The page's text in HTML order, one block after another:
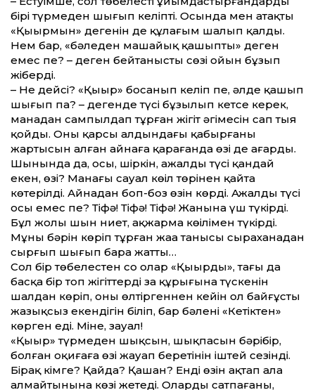
бірі түрмеден шығып келіпті. Осында мен атақты
«Қыңырмын» дегенін де құлағым шалып қалды.
Нем бар, «бәледен машайық қашыпты» деген
емес пе? – деген бейтаныстың сөзі ойын бұзып
жіберді.
– Не дейсің? «Қыңыр» босанып келіп пе, әлде қашып
шығып па? – дегенде түсі бұзылып кетсе керек,
манадан сампылдап тұрған жігіт әңгімесін сап тыя
қойды. Оны қарсы алдындағы қабырғаның
жартысын алған айнаға қарағанда өзі де аңғарды.
Шынында да, осы, шіркін, ажалдың түсі қандай
екен, өзі? Манағы сауал көңіл төрінен қайта
көтерілді. Айнадан боп-боз өзін көрді. Ажалдың түсі
осы емес пе? Тіфә! Тіфә! Тіфә! Жанына үш түкірді.
Бұл жолы шын ниет, ақжарма көңілімен түкірді.
Мұның бәрін көріп тұрған жаңа танысы сыраханадан
сырғып шығып бара жатты…
Сол бір төбелестен соң олар «Қыңырдың», тағы да
басқа бір топ жігіттердің заң құрығына түскенін
шалдан көріп, оны өлтіргеннен кейін ол байғұстың
жазықсыз екендігін біліп, бар бәлені «Кетіктен»
көрген еді. Міне, зауал!
«Қыңыр» түрмеден шықсын, шықпасын бәрібір,
болған оқиғаға өзі жауап беретінін іштей сезінді.
Бірақ кімге? Қайда? Қашан? Енді өзін ақтап ала
алмайтынына көзі жетеді. Оларды сатпағаны,